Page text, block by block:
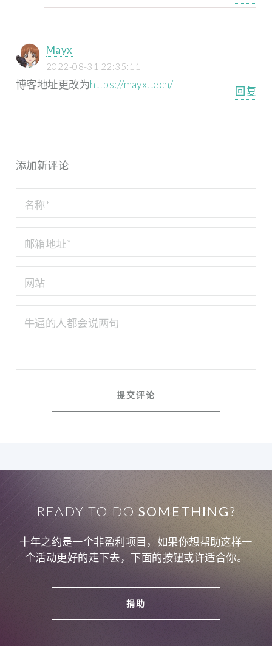
Mayx
2022-08-31 22:35:11
博客地址更改为https://mayx.tech/
回复
添加新评论
READY TO DOSOMETHING?
十年之约是一个非盈利项目，如果你想帮助这样一
个活动更好的走下去，下面的按钮或许适合你。
捐助